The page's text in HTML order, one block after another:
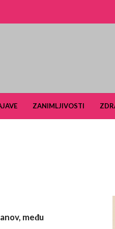
ZANIMLJIVOSTI
2026.
među